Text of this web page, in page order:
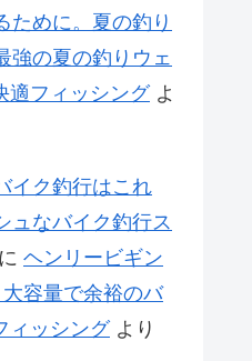
ために。夏の釣り
強の夏の釣りウェ
適フィッシングよ
イク釣行はこれ
ュなバイク釣行ス
に ヘンリービギン
容量で余裕のバ
ィッシングより